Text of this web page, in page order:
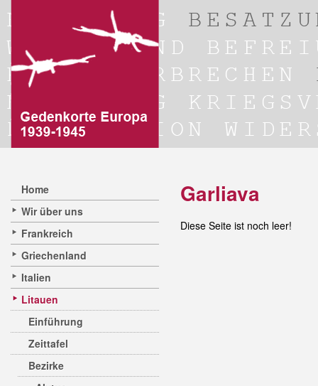
Home
Wir über uns
Frankreich
Griechenland
Italien
Litauen
Einführung
Zeittafel
Bezirke
Garliava
Diese Seite ist noch leer!